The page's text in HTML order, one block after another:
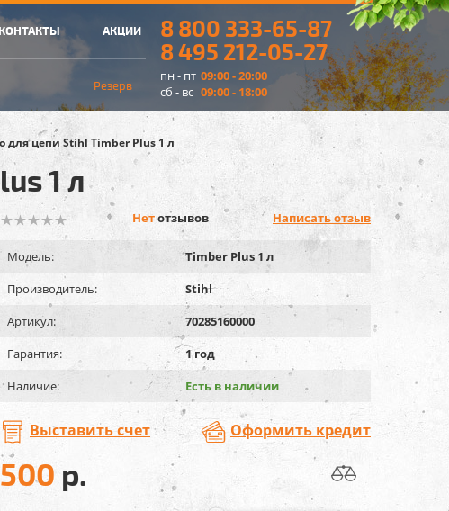
КОНТАКТЫ АКЦИИ
Резерв
8 800 333-65-87
8 495 212-05-27
пн - пт 09:00 - 20:00
сб - вс 09:00 - 18:00
для цепи Stihl Timber Plus 1 л
1 л
Нетотзывов Написать отзыв
Модель:
Timber Plus 1 л
Производитель:
Stihl
Артикул:
70285160000
Гарантия:
1 год
Наличие:
Есть в наличии
Выставить счет Оформить кредит
500 р.